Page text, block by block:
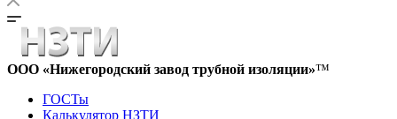
ООО «Нижегородский завод трубной изоляции»™
ГОСТы
Калькулятор НЗТИ